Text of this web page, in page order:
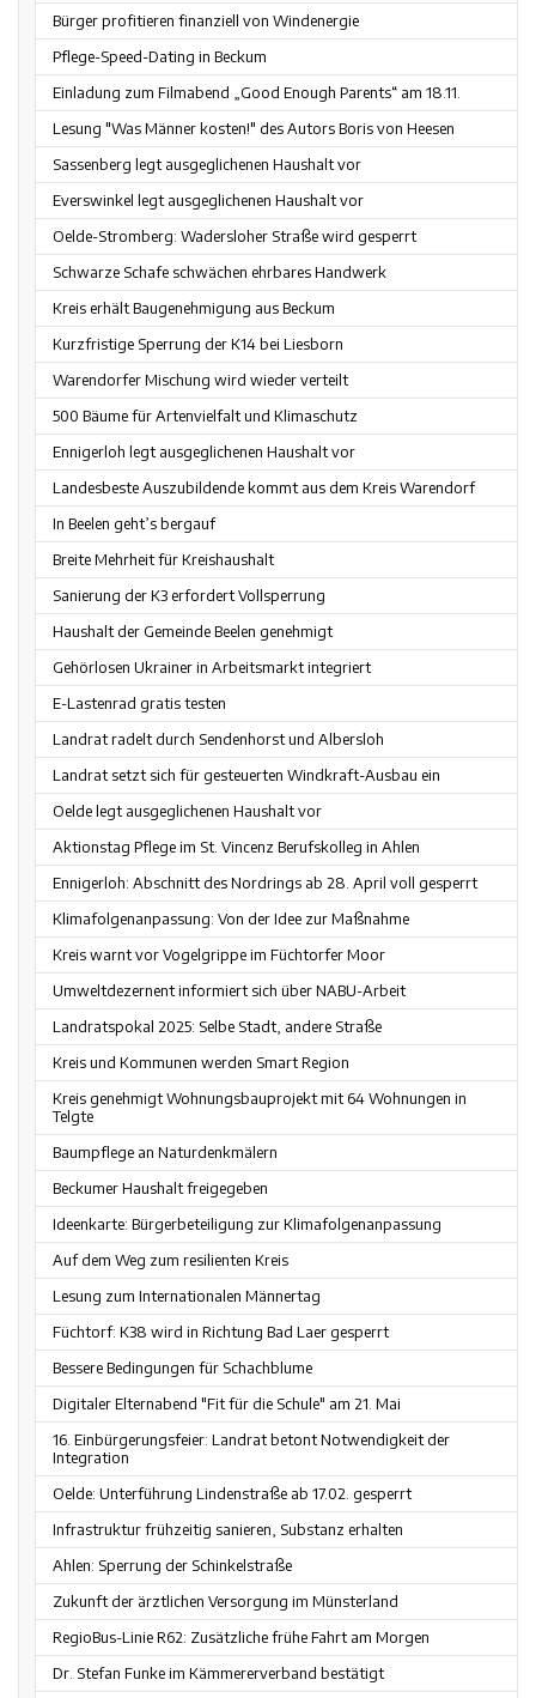
Bürger profitieren finanziell von Windenergie
Pflege-Speed-Dating in Beckum
Einladung zum Filmabend „Good Enough Parents“ am 18.11.
Lesung "Was Männer kosten!" des Autors Boris von Heesen
Sassenberg legt ausgeglichenen Haushalt vor
Everswinkel legt ausgeglichenen Haushalt vor
Oelde-Stromberg: Wadersloher Straße wird gesperrt
Schwarze Schafe schwächen ehrbares Handwerk
Kreis erhält Baugenehmigung aus Beckum
Kurzfristige Sperrung der K14 bei Liesborn
Warendorfer Mischung wird wieder verteilt
500 Bäume für Artenvielfalt und Klimaschutz
Ennigerloh legt ausgeglichenen Haushalt vor
Landesbeste Auszubildende kommt aus dem Kreis Warendorf
In Beelen geht’s bergauf
Breite Mehrheit für Kreishaushalt
Sanierung der K3 erfordert Vollsperrung
Haushalt der Gemeinde Beelen genehmigt
Gehörlosen Ukrainer in Arbeitsmarkt integriert
E-Lastenrad gratis testen
Landrat radelt durch Sendenhorst und Albersloh
Landrat setzt sich für gesteuerten Windkraft-Ausbau ein
Oelde legt ausgeglichenen Haushalt vor
Aktionstag Pflege im St. Vincenz Berufskolleg in Ahlen
Ennigerloh: Abschnitt des Nordrings ab 28. April voll gesperrt
Klimafolgenanpassung: Von der Idee zur Maßnahme
Kreis warnt vor Vogelgrippe im Füchtorfer Moor
Umweltdezernent informiert sich über NABU-Arbeit
Landratspokal 2025: Selbe Stadt, andere Straße
Kreis und Kommunen werden Smart Region
Kreis genehmigt Wohnungsbauprojekt mit 64 Wohnungen in
Telgte
Baumpflege an Naturdenkmälern
Beckumer Haushalt freigegeben
Ideenkarte: Bürgerbeteiligung zur Klimafolgenanpassung
Auf dem Weg zum resilienten Kreis
Lesung zum Internationalen Männertag
Füchtorf: K38 wird in Richtung Bad Laer gesperrt
Bessere Bedingungen für Schachblume
Digitaler Elternabend "Fit für die Schule" am 21. Mai
16. Einbürgerungsfeier: Landrat betont Notwendigkeit der
Integration
Oelde: Unterführung Lindenstraße ab 17.02. gesperrt
Infrastruktur frühzeitig sanieren, Substanz erhalten
Ahlen: Sperrung der Schinkelstraße
Zukunft der ärztlichen Versorgung im Münsterland
RegioBus-Linie R62: Zusätzliche frühe Fahrt am Morgen
Dr. Stefan Funke im Kämmererverband bestätigt